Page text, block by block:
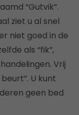
“Gutvik”.
ziet u al snel
niet goed in de
als “fik”,
Vrij
U kunt
geen bed